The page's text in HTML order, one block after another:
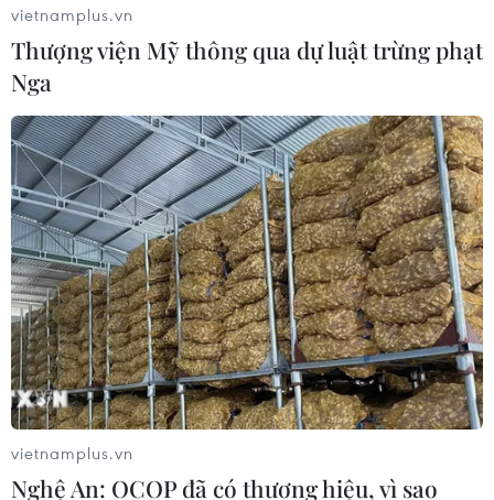
TIN CÙNG CHUYÊN MỤC
EU triển khai mạng vệ tinh riêng,
củng cố chủ quyền số
08/08/2026 04:15
vietnamplus.vn
Thượng viện Mỹ thông qua dự luật trừng phạt
Nga
vietnamplus.vn
Nghệ An: OCOP đã có thương hiệu, vì sao